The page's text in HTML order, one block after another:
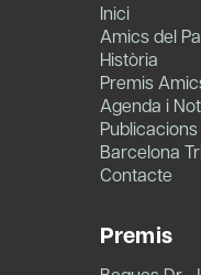
Inici
Amics del
Història
Premis
Agenda i
Publicacions
Barcelona
Contacte
Premis